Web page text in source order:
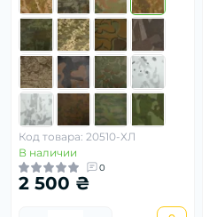
Код товара: 20510-ХЛ
В наличии
0
2 500 ₴